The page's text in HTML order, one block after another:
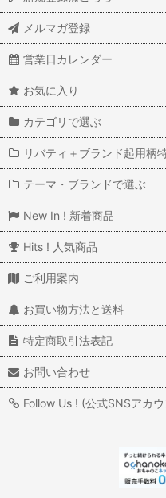
メルマガ登録
営業日カレンダー
お気に入り
カテゴリで選ぶ
リバティ＋ブランド起用柄
テーマ・ブランドで選ぶ
New In ! 新着商品
Hits ! 人気商品
ご利用案内
お買い物方法と送料
特定商取引法表記
お問い合わせ
Follow Us ! (公式SNSアカ